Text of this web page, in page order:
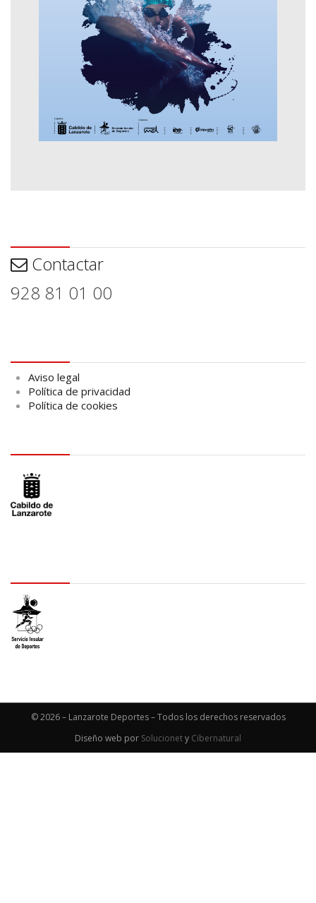
Contactar
928 81 01 00
Aviso legal
Política de privacidad
Política de cookies
© 2026 – Lanzarote Deportes – Todos los derechos reservados
Diseño web por Solucionety Cibernatural